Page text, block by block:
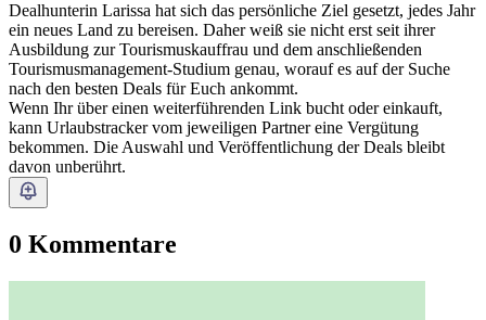
Dealhunterin Larissa hat sich das persönliche Ziel gesetzt, jedes Jahr
ein neues Land zu bereisen. Daher weiß sie nicht erst seit ihrer
Ausbildung zur Tourismuskauffrau und dem anschließenden
Tourismusmanagement-Studium genau, worauf es auf der Suche
nach den besten Deals für Euch ankommt.
Wenn Ihr über einen weiterführenden Link bucht oder einkauft,
kann Urlaubstracker vom jeweiligen Partner eine Vergütung
bekommen. Die Auswahl und Veröffentlichung der Deals bleibt
davon unberührt.
0 Kommentare